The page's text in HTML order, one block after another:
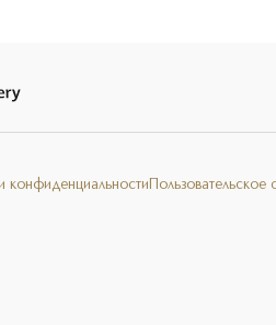
конфиденциальности